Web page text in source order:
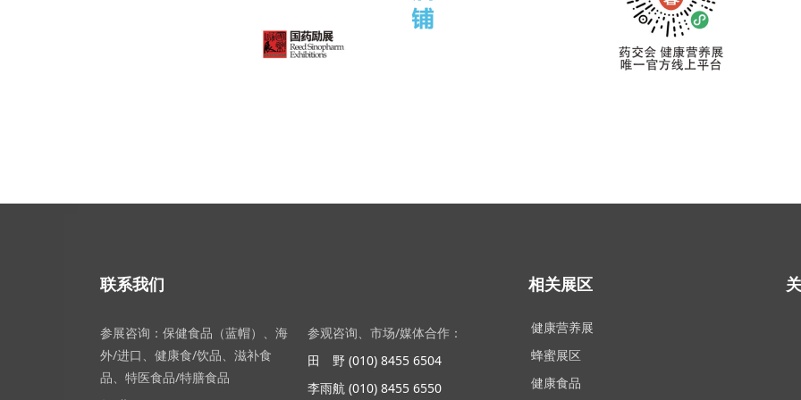
联系我们
参展咨询：保健食品（蓝帽）、海
外/进口、健康食/饮品、滋补食
品、特医食品/特膳食品
参观咨询、市场/媒体合作：
田 野 (010) 8455 6504
李雨航 (010) 8455 6550
相关展区
健康营养展
蜂蜜展区
健康食品